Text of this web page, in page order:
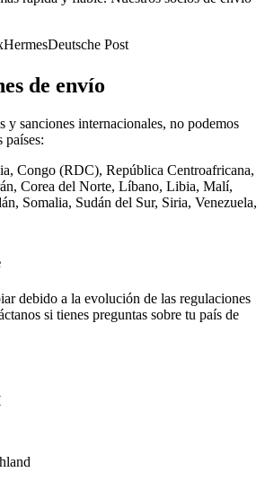
HermesDeutsche Post
de envío
y sanciones internacionales, no podemos
países:
, Congo (RDC), República Centroafricana,
, Corea del Norte, Líbano, Libia, Malí,
, Somalia, Sudán del Sur, Siria, Venezuela,
debido a la evolución de las regulaciones
si tienes preguntas sobre tu país de